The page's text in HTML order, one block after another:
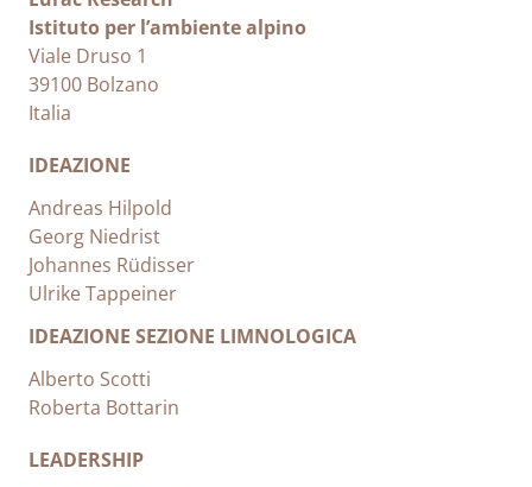
Istituto per l’ambiente alpino
Viale Druso 1
39100 Bolzano
Italia
IDEAZIONE
Andreas Hilpold
Georg Niedrist
Johannes Rüdisser
Ulrike Tappeiner
IDEAZIONE SEZIONE LIMNOLOGICA
Alberto Scotti
Roberta Bottarin
LEADERSHIP